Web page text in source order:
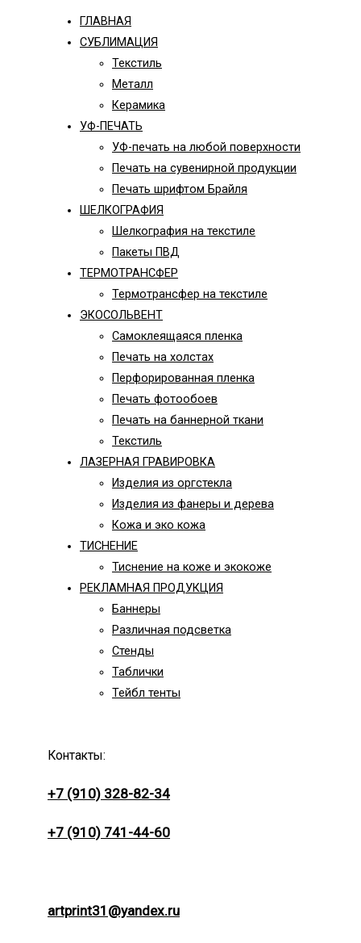
ГЛАВНАЯ
СУБЛИМАЦИЯ
Текстиль
Металл
Керамика
УФ-ПЕЧАТЬ
УФ-печать на любой поверхности
Печать на сувенирной продукции
Печать шрифтом Брайля
ШЕЛКОГРАФИЯ
Шелкография на текстиле
Пакеты ПВД
ТЕРМОТРАНСФЕР
Термотрансфер на текстиле
ЭКОСОЛЬВЕНТ
Самоклеящаяся пленка
Печать на холстах
Перфорированная пленка
Печать фотообоев
Печать на баннерной ткани
Текстиль
ЛАЗЕРНАЯ ГРАВИРОВКА
Изделия из оргстекла
Изделия из фанеры и дерева
Кожа и эко кожа
ТИСНЕНИЕ
Тиснение на коже и экокоже
РЕКЛАМНАЯ ПРОДУКЦИЯ
Баннеры
Различная подсветка
Стенды
Таблички
Тейбл тенты
Контакты:
+7 (910) 328-82-34
+7 (910) 741-44-60
artprint31@yandex.ru